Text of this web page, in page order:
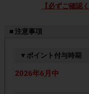
【必ずご確認
■ 注意事項
▼ポイント付与時期
2026年6月中